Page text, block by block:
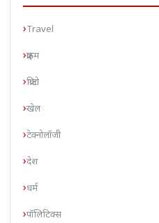
Travel
क्राइम
क्रिप्टो
खेल
टेक्नोलॉजी
देश
धर्म
पॉलिटिक्स